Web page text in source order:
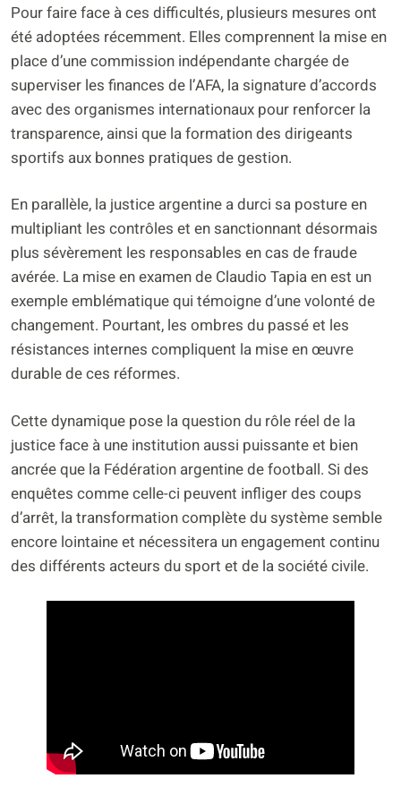
Pour faire face à ces difficultés, plusieurs mesures ont
été adoptées récemment. Elles comprennent la mise en
place d’une commission indépendante chargée de
superviser les finances de l’AFA, la signature d’accords
avec des organismes internationaux pour renforcer la
transparence, ainsi que la formation des dirigeants
sportifs aux bonnes pratiques de gestion.
En parallèle, la justice argentine a durci sa posture en
multipliant les contrôles et en sanctionnant désormais
plus sévèrement les responsables en cas de fraude
avérée. La mise en examen de Claudio Tapia en est un
exemple emblématique qui témoigne d’une volonté de
changement. Pourtant, les ombres du passé et les
résistances internes compliquent la mise en œuvre
durable de ces réformes.
Cette dynamique pose la question du rôle réel de la
justice face à une institution aussi puissante et bien
ancrée que la Fédération argentine de football. Si des
enquêtes comme celle-ci peuvent infliger des coups
d’arrêt, la transformation complète du système semble
encore lointaine et nécessitera un engagement continu
des différents acteurs du sport et de la société civile.